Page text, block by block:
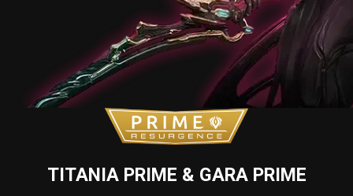
TITANIA PRIME & GARA PRIME